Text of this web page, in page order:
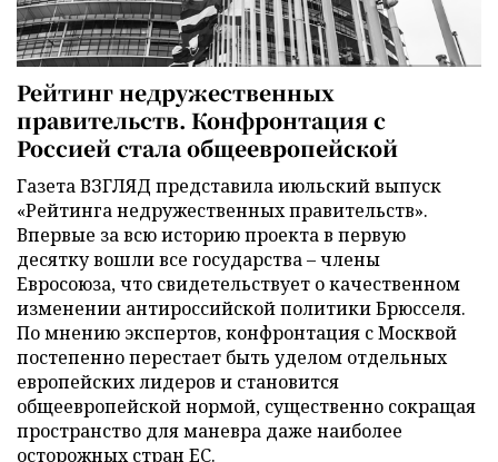
Рейтинг недружественных
правительств. Конфронтация с
Россией стала общеевропейской
Газета ВЗГЛЯД представила июльский выпуск
«Рейтинга недружественных правительств».
Впервые за всю историю проекта в первую
десятку вошли все государства – члены
Евросоюза, что свидетельствует о качественном
изменении антироссийской политики Брюсселя.
По мнению экспертов, конфронтация с Москвой
постепенно перестает быть уделом отдельных
европейских лидеров и становится
общеевропейской нормой, существенно сокращая
пространство для маневра даже наиболее
осторожных стран ЕС.